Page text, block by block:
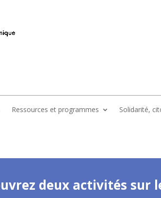
Ressources et programmes Solidarité,
deux activités sur